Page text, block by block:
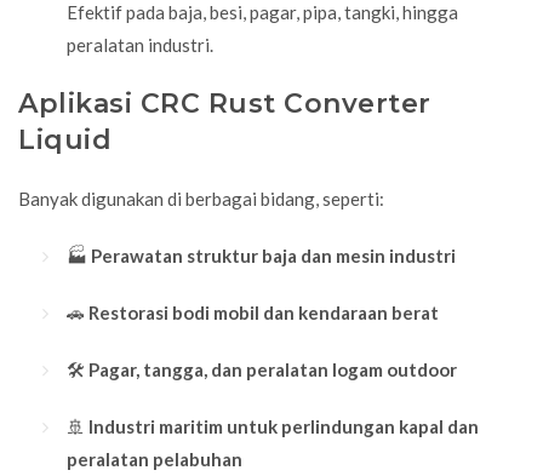
Efektif pada baja, besi, pagar, pipa, tangki, hingga
peralatan industri.
Aplikasi CRC Rust Converter
Liquid
Banyak digunakan di berbagai bidang, seperti:
🏭 Perawatan struktur baja dan mesin industri
🚗 Restorasi bodi mobil dan kendaraan berat
🛠️ Pagar, tangga, dan peralatan logam outdoor
🚢 Industri maritim untuk perlindungan kapal dan
peralatan pelabuhan